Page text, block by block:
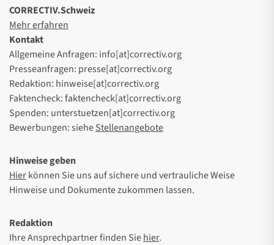
CORRECTIV.Schweiz
Mehr erfahren
Kontakt
Allgemeine Anfragen: info[at]correctiv.org
Presseanfragen: presse[at]correctiv.org
Redaktion: hinweise[at]correctiv.org
Faktencheck: faktencheck[at]correctiv.org
Spenden: unterstuetzen[at]correctiv.org
Bewerbungen: sieheStellenangebote
Hinweise geben
Hierkönnen Sie uns auf sichere und vertrauliche Weise
Hinweise und Dokumente zukommen lassen.
Redaktion
Ihre Ansprechpartner finden Siehier.